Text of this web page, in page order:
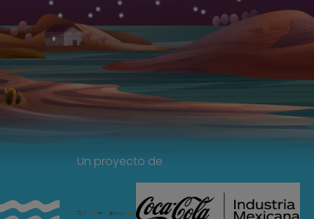
Un proyecto de